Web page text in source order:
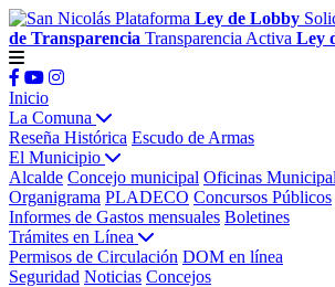
Plataforma Ley de Lobby
de Transparencia Transparencia Activa Ley
Inicio
La Comuna
Reseña Histórica Escudo de Armas
El Municipio
Alcalde Concejo municipal Oficinas
Organigrama PLADECO Concursos Públicos
Informes de Gastos mensuales Boletines
Trámites en Línea
Permisos de Circulación DOM en línea
Seguridad Noticias Concejos